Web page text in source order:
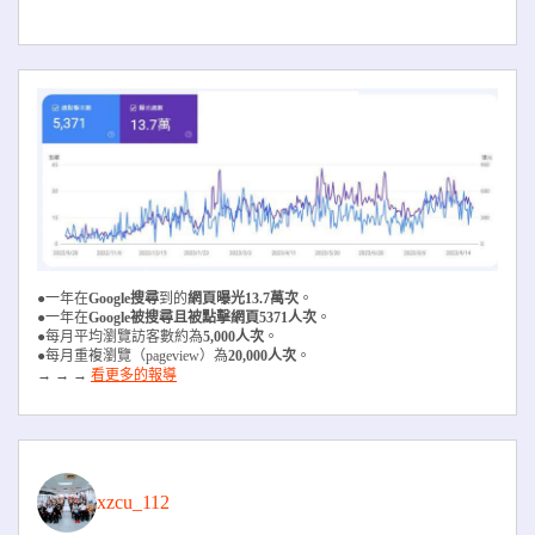
●一年在Google搜尋到的網頁曝光13.7萬次 。
●一年在Google被搜尋且被點擊網頁5371人次 。
●每月平均瀏覽訪客數約為5,000人次 。
●每月重複瀏覽（pageview）為20,000人次 。
→ → → 看更多的報導
xzcu_112